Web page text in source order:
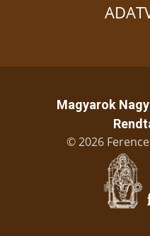
Magyarok
© 2026